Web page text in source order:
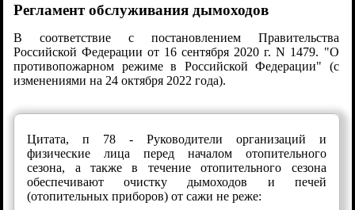
Регламент обслуживания дымоходов
В соответствие с постановлением Правительства
Российской Федерации от 16 сентября 2020 г. N 1479. "О
противопожарном режиме в Российской Федерации" (с
изменениями на 24 октября 2022 года).
Цитата, п 78 - Руководители организаций и
физические лица перед началом отопительного
сезона, а также в течение отопительного сезона
обеспечивают очистку дымоходов и печей
(отопительных приборов) от сажи не реже: